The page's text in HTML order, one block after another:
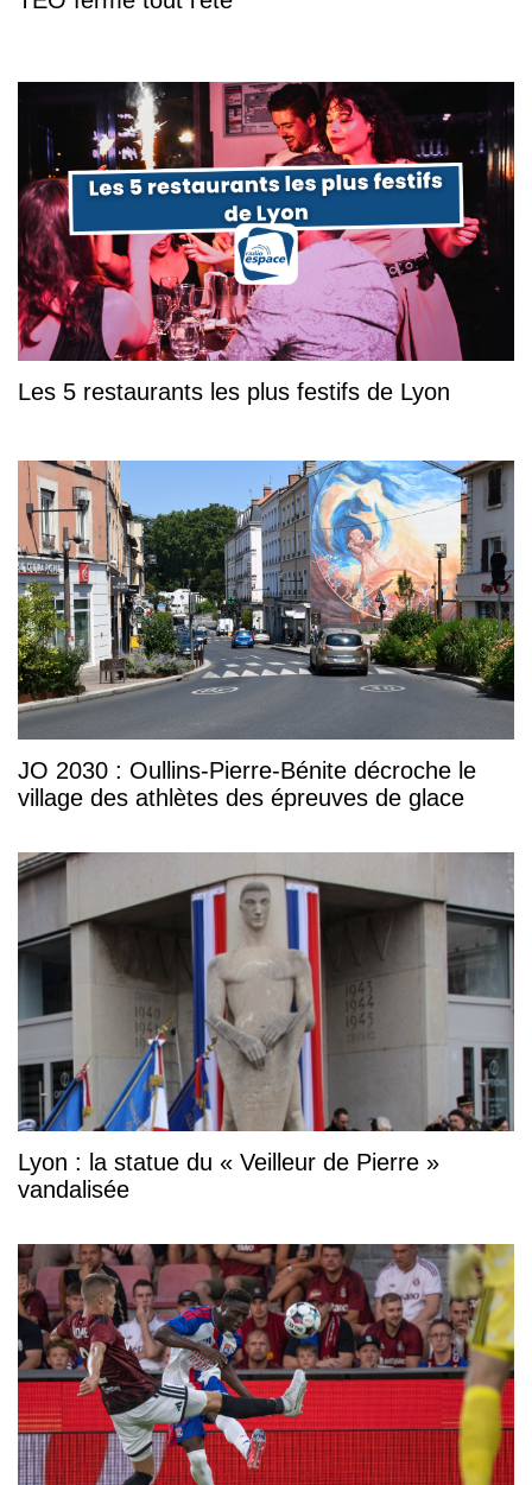
Les 5 restaurants les plus festifs de Lyon
JO 2030 : Oullins-Pierre-Bénite décroche le
village des athlètes des épreuves de glace
Lyon : la statue du « Veilleur de Pierre »
vandalisée